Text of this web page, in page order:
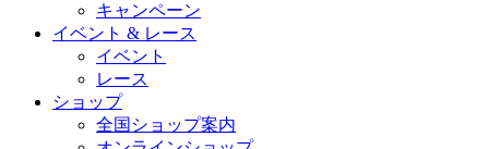
キャンペーン
イベント & レース
イベント
レース
ショップ
全国ショップ案内